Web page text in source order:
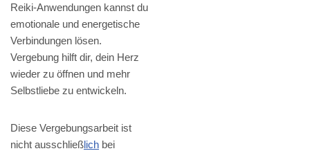
Reiki-Anwendungen kannst du
emotionale und energetische
Verbindungen lösen.
Vergebung hilft dir, dein Herz
wieder zu öffnen und mehr
Selbstliebe zu entwickeln.
Diese Vergebungsarbeit ist
nicht ausschließlich bei